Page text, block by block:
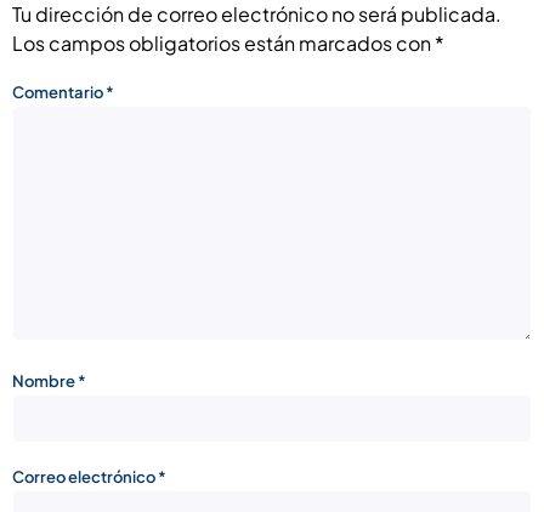
Tu dirección de correo electrónico no será publicada.
Los campos obligatorios están marcados con*
Comentario*
Nombre*
Correo electrónico*